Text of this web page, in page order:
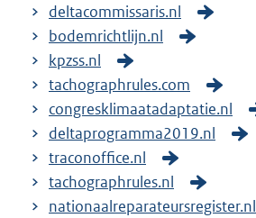
deltacommissaris.nl
bodemrichtlijn.nl
kpzss.nl
tachographrules.com
congresklimaatadaptatie.nl
deltaprogramma2019.nl
traconoffice.nl
tachographrules.nl
nationaalreparateursregister.nl